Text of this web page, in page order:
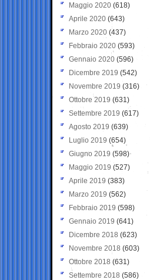
Maggio 2020 (618)
Aprile 2020 (643)
Marzo 2020 (437)
Febbraio 2020 (593)
Gennaio 2020 (596)
Dicembre 2019 (542)
Novembre 2019 (316)
Ottobre 2019 (631)
Settembre 2019 (617)
Agosto 2019 (639)
Luglio 2019 (654)
Giugno 2019 (598)
Maggio 2019 (527)
Aprile 2019 (383)
Marzo 2019 (562)
Febbraio 2019 (598)
Gennaio 2019 (641)
Dicembre 2018 (623)
Novembre 2018 (603)
Ottobre 2018 (631)
Settembre 2018 (586)